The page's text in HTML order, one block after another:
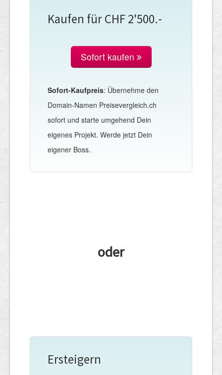
Kaufen für CHF 2'500.-
Sofort kaufen
Sofort-Kaufpreis: Übernehme den
Domain-Namen Preisevergleich.ch
sofort und starte umgehend Dein
eigenes Projekt. Werde jetzt Dein
eigener Boss.
oder
Ersteigern